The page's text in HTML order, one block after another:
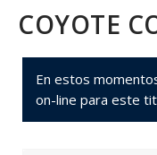
COYOTE
En estos
on-line para este